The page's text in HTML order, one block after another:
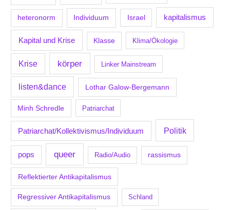
heteronorm Individuum Israel kapitalismus
Kapital und Krise Klasse Klima/Ökologie
Krise körper Linker Mainstream
listen&dance Lothar Galow-Bergemann
Minh Schredle Patriarchat
Patriarchat/Kollektivismus/Individuum Politik
pops queer Radio/Audio rassismus
Reflektierter Antikapitalismus
Regressiver Antikapitalismus Schland